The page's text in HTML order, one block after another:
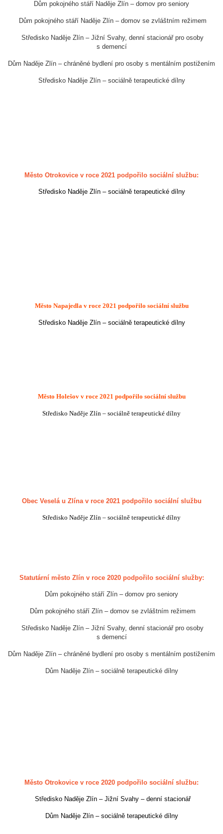
Dům pokojného stáří Naděje Zlín – domov pro seniory
Dům pokojného stáří Naděje Zlín – domov se zvláštním režimem
Středisko Naděje Zlín – Jižní Svahy, denní stacionář pro osoby
s demencí
Dům Naděje Zlín – chráněné bydlení pro osoby s mentálním postižením
Středisko Naděje Zlín – sociálně terapeutické dílny
Město Otrokovice v roce 2021 podpořilo sociální službu:
Středisko Naděje Zlín – sociálně terapeutické dílny
Město Napajedla v roce 2021 podpořilo sociální službu
Středisko Naděje Zlín – sociálně terapeutické dílny
Město Holešov v roce 2021 podpořilo sociální službu
Středisko Naděje Zlín – sociálně terapeutické dílny
Obec Veselá u Zlína v roce 2021 podpořilo sociální službu
Středisko Naděje Zlín – sociálně terapeutické dílny
Statutární město Zlín v roce 2020 podpořilo sociální služby:
Dům pokojného stáří Zlín – domov pro seniory
Dům pokojného stáří Zlín – domov se zvláštním režimem
Středisko Naděje Zlín – Jižní Svahy, denní stacionář pro osoby
s demencí
Dům Naděje Zlín – chráněné bydlení pro osoby s mentálním postižením
Dům Naděje Zlín – sociálně terapeutické dílny
Město Otrokovice v roce 2020 podpořilo sociální službu:
Středisko Naděje Zlín – Jižní Svahy – denní stacionář
Dům Naděje Zlín – sociálně terapeutické dílny